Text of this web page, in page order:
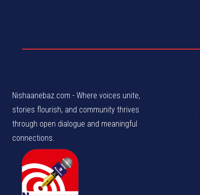
Nishaanebaz.com - Where voices unite,
stories flourish, and community thrives
through open dialogue and meaningful
connections.